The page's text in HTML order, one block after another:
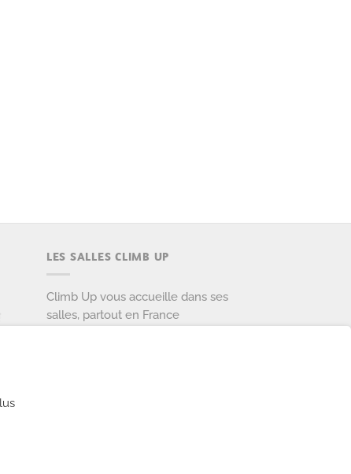
LES SALLES CLIMB UP
Climb Up vous accueille dans ses
salles, partout en France